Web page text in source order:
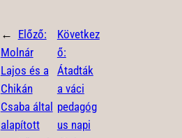
← Előző:
Molnár
Lajos és a
Chikán
Csaba által
alapított
Következ
ő:
Átadták
a váci
pedagóg
us napi